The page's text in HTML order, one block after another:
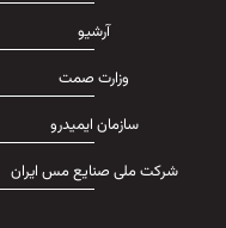
آرشیو
وزارت صمت
سازمان ایمیدرو
شرکت ملی صنایع مس ایران